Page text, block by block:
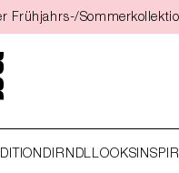
Frühjahrs-/
DIRNDLLOOKS